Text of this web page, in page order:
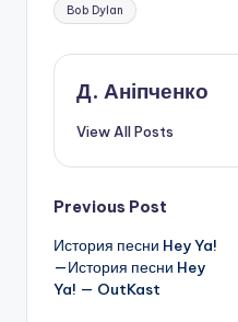
Bob Dylan
Д. Аніпченко
View All Posts
Post
navigation
Previous Post
История песни Hey Ya!
—История песни Hey
Ya! — OutKast